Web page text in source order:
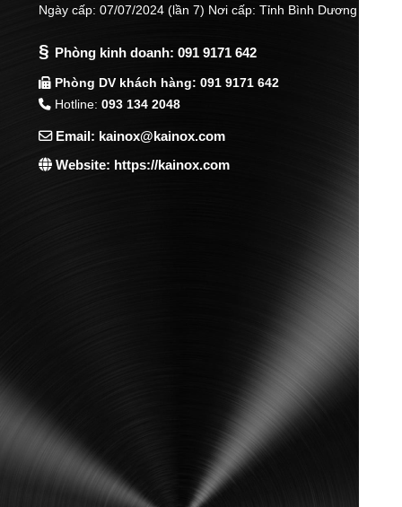
Ngày cấp: 07/07/2024 (lần 7) Nơi cấp: Tỉnh Bình Dương
§ Phòng kinh doanh: 091 9171 642
Phòng DV khách hàng: 091 9171 642
Hotline:093 134 2048
Email: kainox@kainox.com
Website: https://kainox.com